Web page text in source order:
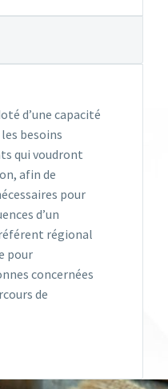
d’une capacité
besoins
qui voudront
afin de
pour
d’un
régional
pour
concernées
de